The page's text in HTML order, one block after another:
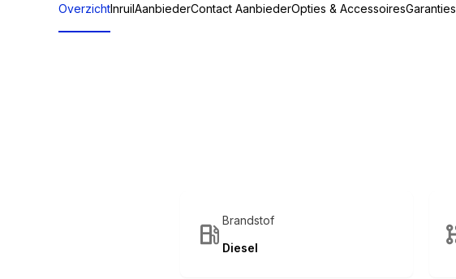
OverzichtInruilAanbiederContact AanbiederOpties & Accessoires
Brandstof
Diesel